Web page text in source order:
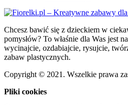
Chcesz bawić się z dzieckiem w
pomysłów? To właśnie dla Was jest
wycinajcie, ozdabiajcie, rysujcie,
zabaw plastycznych.
Copyright © 2021. Wszelkie prawa
Pliki cookies